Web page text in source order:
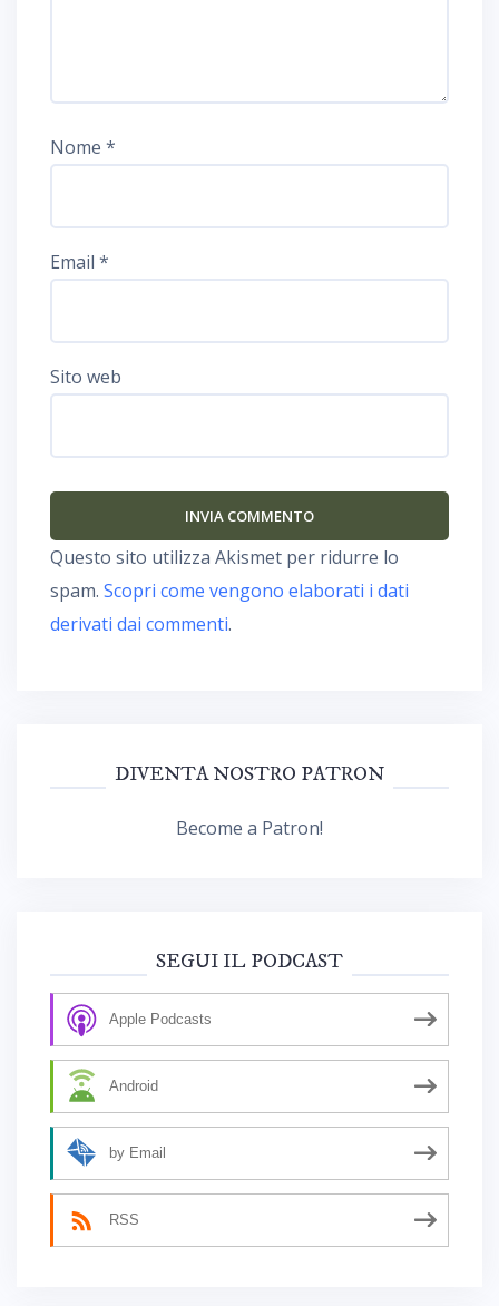
Nome *
Email *
Sito web
Questo sito utilizza Akismet per ridurre lo
spam. Scopri come vengono elaborati i dati
derivati dai commenti.
DIVENTA NOSTRO PATRON
Become a Patron!
SEGUI IL PODCAST
Apple Podcasts
Android
by Email
RSS